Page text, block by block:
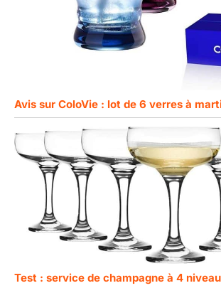
Avis sur ColoVie : lot de 6 verres à
Test : service de champagne à 4